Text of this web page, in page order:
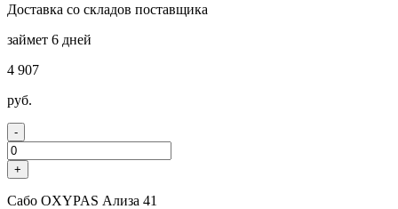
Доставка со складов поставщика
займет 6 дней
4 907
руб.
-
+
Сабо OXYPAS Ализа 41